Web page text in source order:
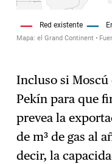
Incluso si Moscú
Pekín para que
prevea la
de m³ de gas al
decir, la